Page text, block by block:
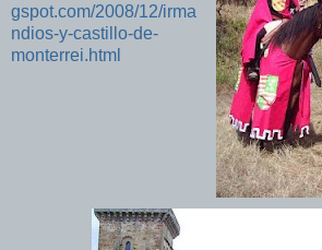
gspot.com/2008/12/irma
ndios-y-castillo-de-
monterrei.html